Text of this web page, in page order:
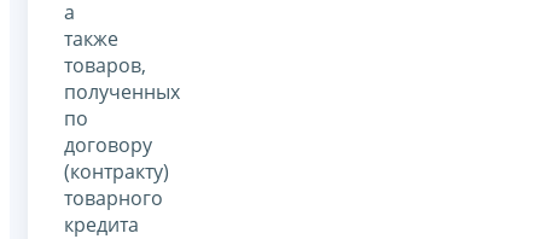
а
также
товаров,
полученных
по
договору
(контракту)
товарного
кредита